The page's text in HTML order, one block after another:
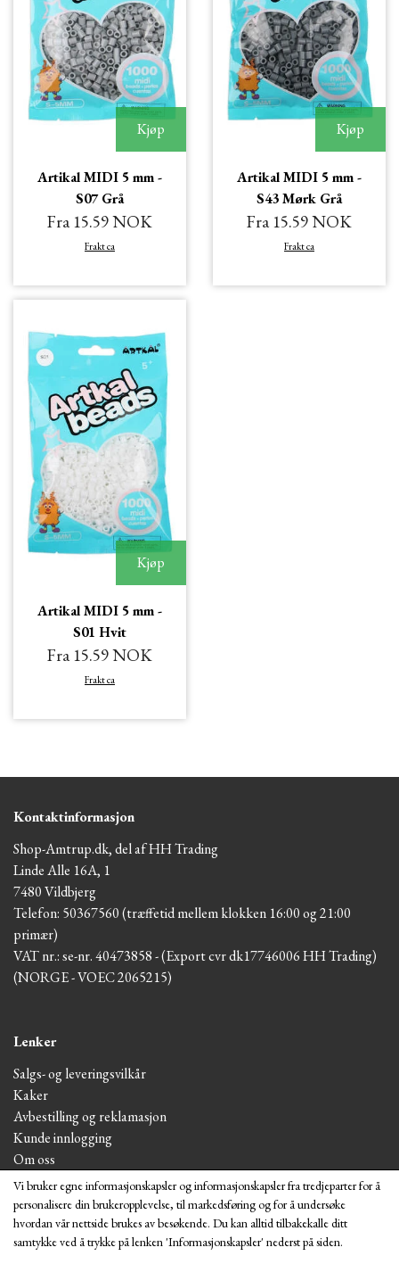
Kjøp
Artikal MIDI 5 mm -
S07 Grå
Fra 15.59 NOK
Frakt ca
Kjøp
Artikal MIDI 5 mm -
S43 Mørk Grå
Fra 15.59 NOK
Frakt ca
Kjøp
Artikal MIDI 5 mm -
S01 Hvit
Fra 15.59 NOK
Frakt ca
Kontaktinformasjon
Shop-Amtrup.dk, del af HH Trading
Linde Alle 16A, 1
7480 Vildbjerg
Telefon: 50367560 (træffetid mellem klokken 16:00 og 21:00
primær)
VAT nr.: se-nr. 40473858 - (Export cvr dk17746006 HH Trading)
(NORGE - VOEC 2065215)
Lenker
Salgs- og leveringsvilkår
Kaker
Avbestilling og reklamasjon
Kunde innlogging
Om oss
Besøk butikken
Vi bruker egne informasjonskapsler og informasjonskapsler fra tredjeparter for å
personalisere din brukeropplevelse, til markedsføring og for å undersøke
hvordan vår nettside brukes av besøkende. Du kan alltid tilbakekalle ditt
samtykke ved å trykke på lenken 'Informasjonskapsler' nederst på siden.